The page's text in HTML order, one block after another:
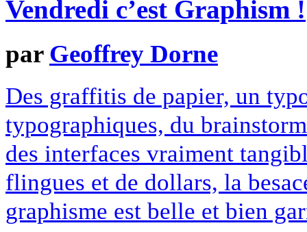
Vendredi c’est Graphism !
par Geoffrey Dorne
Des graffitis de papier, un
typographiques, du
des interfaces vraiment
flingues et de dollars, la
graphisme est belle et bien